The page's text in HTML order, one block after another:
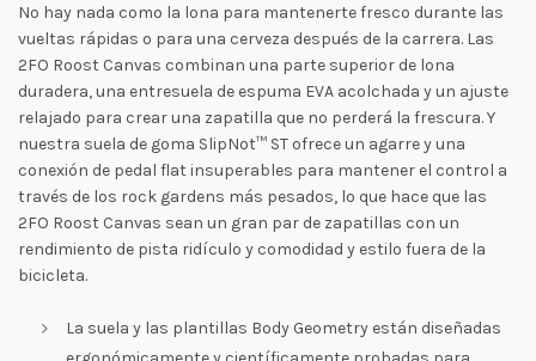
No hay nada como la lona para mantenerte fresco durante las
vueltas rápidas o para una cerveza después de la carrera. Las
2FO Roost Canvas combinan una parte superior de lona
duradera, una entresuela de espuma EVA acolchada y un ajuste
relajado para crear una zapatilla que no perderá la frescura. Y
nuestra suela de goma SlipNot™ ST ofrece un agarre y una
conexión de pedal flat insuperables para mantener el control a
través de los rock gardens más pesados, lo que hace que las
2FO Roost Canvas sean un gran par de zapatillas con un
rendimiento de pista ridículo y comodidad y estilo fuera de la
bicicleta.
La suela y las plantillas Body Geometry están diseñadas